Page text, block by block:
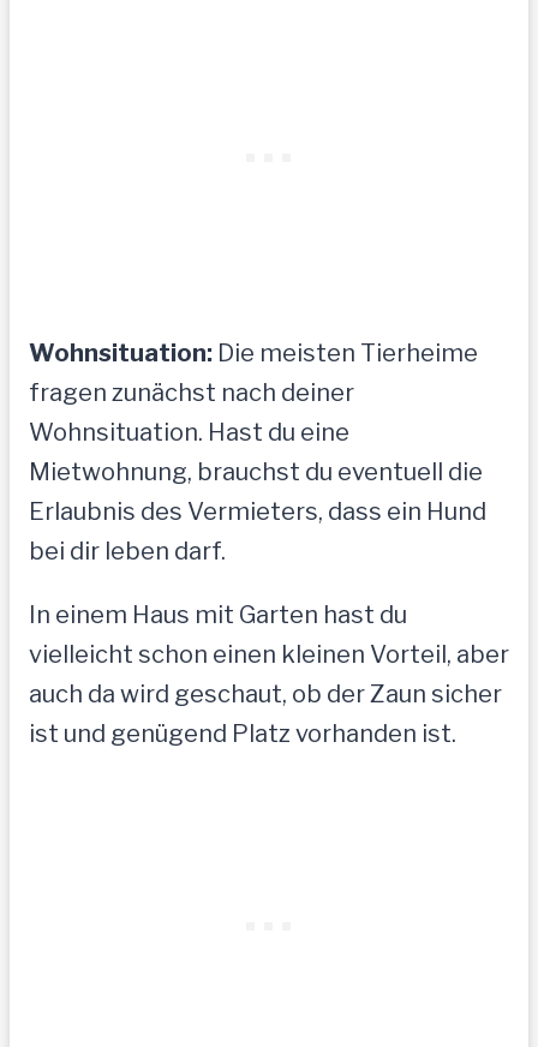
Wohnsituation: Die meisten Tierheime
fragen zunächst nach deiner
Wohnsituation. Hast du eine
Mietwohnung, brauchst du eventuell die
Erlaubnis des Vermieters, dass ein Hund
bei dir leben darf.
In einem Haus mit Garten hast du
vielleicht schon einen kleinen Vorteil, aber
auch da wird geschaut, ob der Zaun sicher
ist und genügend Platz vorhanden ist.